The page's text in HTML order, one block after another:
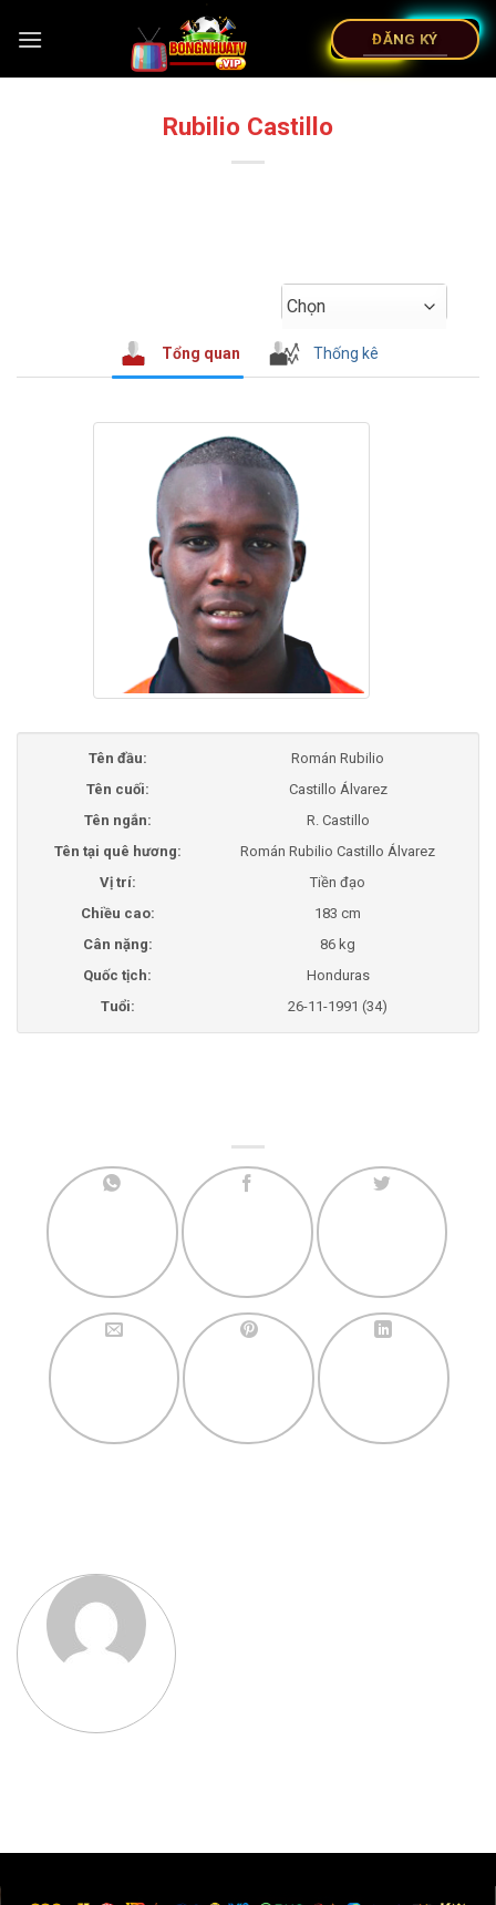
ĐĂNG KÝ
Rubilio Castillo
Chọn
Tổng quan Thống kê
Tên đầu:
Román Rubilio
Tên cuối:
Castillo Álvarez
Tên ngắn:
R. Castillo
Tên tại quê hương:
Román Rubilio Castillo Álvarez
Vị trí:
Tiền đạo
Chiều cao:
183 cm
Cân nặng:
86 kg
Quốc tịch:
Honduras
Tuổi:
26-11-1991 (34)